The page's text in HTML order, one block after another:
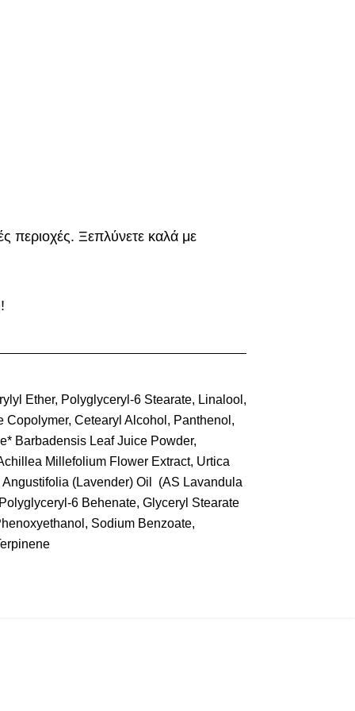
περιοχές. Ξεπλύνετε καλά με
Ether, Polyglyceryl-6 Stearate, Linalool,
Copolymer, Cetearyl Alcohol, Panthenol,
Barbadensis Leaf Juice Powder,
Millefolium Flower Extract, Urtica
(Lavender) Oil (AS Lavandula
6 Behenate, Glyceryl Stearate
Sodium Benzoate,